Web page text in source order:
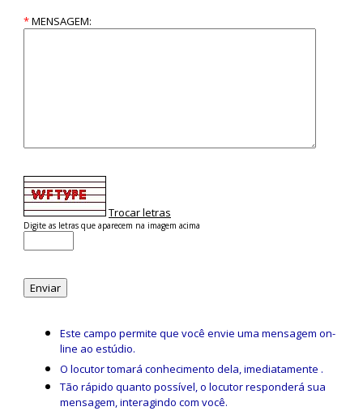
*MENSAGEM:
Trocar letras
Digite as letras que aparecem na imagem acima
Este campo permite que você envie uma mensagem on-
line ao estúdio.
O locutor tomará conhecimento dela, imediatamente .
Tão rápido quanto possível, o locutor responderá sua
mensagem, interagindo com você.